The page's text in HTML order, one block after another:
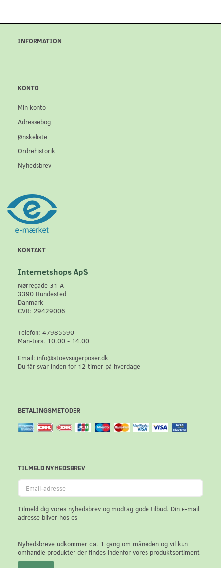
INFORMATION
KONTO
Min konto
Adressebog
Ønskeliste
Ordrehistorik
Nyhedsbrev
KONTAKT
Internetshops ApS
Nørregade 31 A
3390 Hundested
Danmark
CVR: 29429006
Telefon: 47985590
Man-tors. 10.00 - 14.00
Email: info@stoevsugerposer.dk
Du får svar inden for 12 timer på hverdage
BETALINGSMETODER
TILMELD NYHEDSBREV
Email-
adresse
Tilmeld dig vores nyhedsbrev og modtag gode tilbud. Din e-mail
adresse bliver hos os
Nyhedsbreve udkommer ca. 1 gang om måneden og vil kun
omhandle produkter der findes indenfor vores produktsortiment